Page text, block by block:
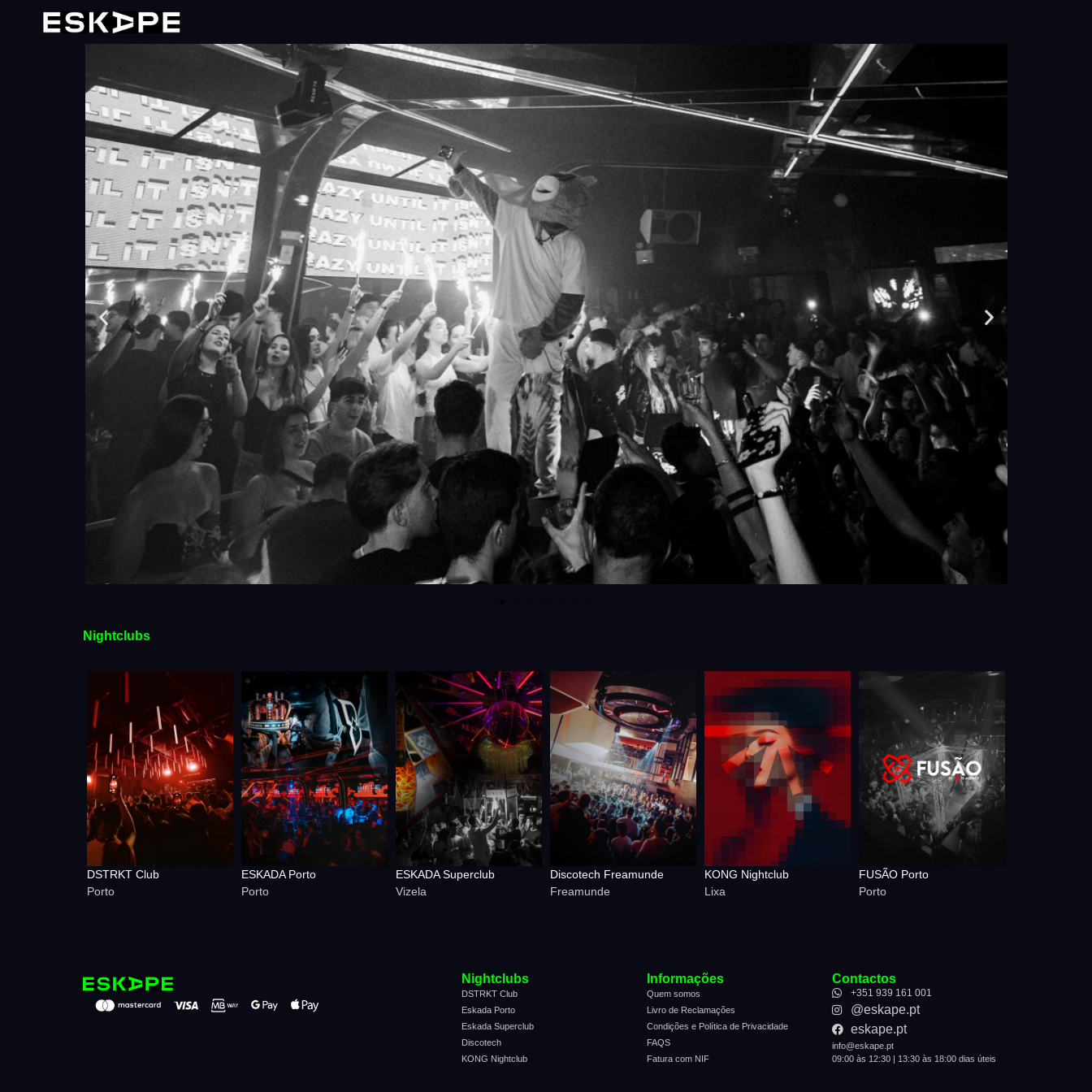
Nightclubs
DSTRKT Club
Porto
ESKADA Porto
Porto
ESKADA Superclub
Vizela
Discotech Freamunde
Freamunde
KONG Nightclub
Lixa
FUSÃO Porto
Porto
Nightclubs
DSTRKT Club
Eskada Porto
Eskada Superclub
Discotech
KONG Nightclub
Informações
Quem somos
Livro de Reclamações
Condições e Política de Privacidade
FAQS
Fatura com NIF
Contactos
+351 939 161 001
@eskape.pt
eskape.pt
info@eskape.pt
09:00 às 12:30 | 13:30 às 18:00 dias úteis